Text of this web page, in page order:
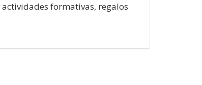
formativas, regalos